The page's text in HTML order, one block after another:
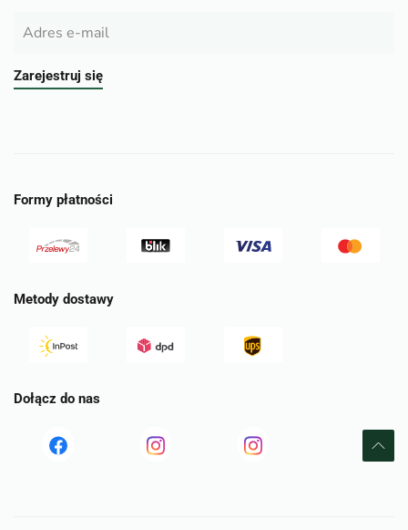
Zarejestruj się
Formy płatności
Metody dostawy
Dołącz do nas